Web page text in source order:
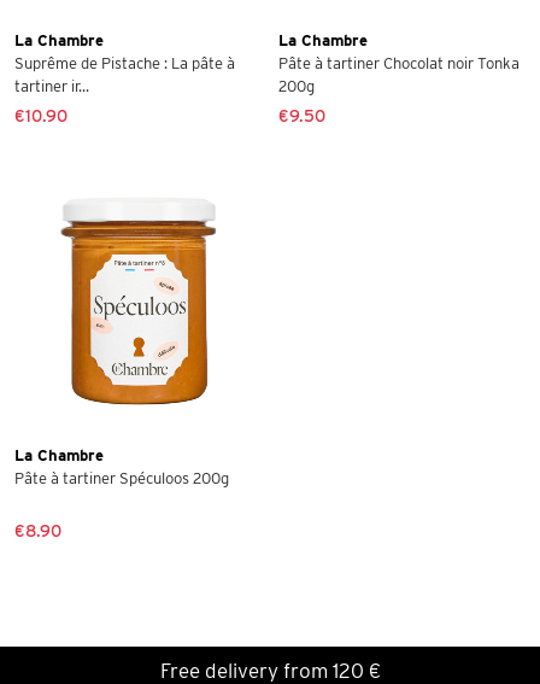
La Chambre
Suprême de Pistache : La pâte à
tartiner ir...
€10.90
La Chambre
Pâte à tartiner Chocolat noir Tonka
200g
€9.50
La Chambre
Pâte à tartiner Spéculoos 200g
€8.90
Free delivery from 120 €